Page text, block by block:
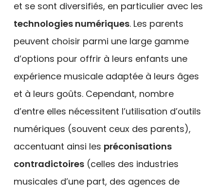
et se sont diversifiés, en particulier avec les
technologies numériques. Les parents
peuvent choisir parmi une large gamme
d’options pour offrir à leurs enfants une
expérience musicale adaptée à leurs âges
et à leurs goûts. Cependant, nombre
d’entre elles nécessitent l’utilisation d’outils
numériques (souvent ceux des parents),
accentuant ainsi les préconisations
contradictoires (celles des industries
musicales d’une part, des agences de